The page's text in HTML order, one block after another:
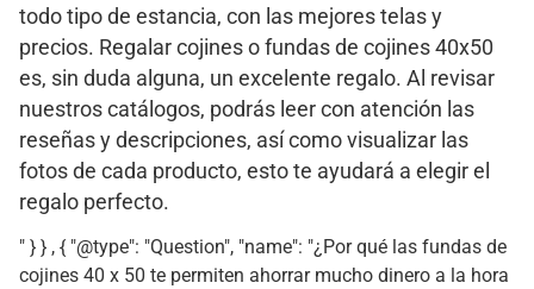
todo tipo de estancia, con las mejores telas y
precios. Regalar cojines o fundas de cojines 40x50
es, sin duda alguna, un excelente regalo. Al revisar
nuestros catálogos, podrás leer con atención las
reseñas y descripciones, así como visualizar las
fotos de cada producto, esto te ayudará a elegir el
regalo perfecto.
" } } , { "@type": "Question", "name": "¿Por qué las fundas de
cojines 40 x 50 te permiten ahorrar mucho dinero a la hora